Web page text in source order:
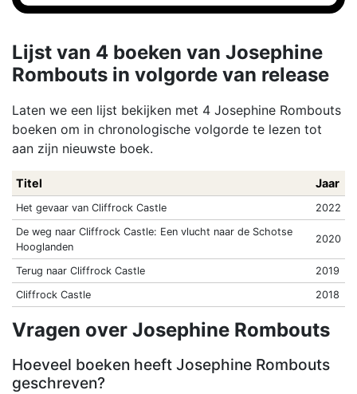
Lijst van 4 boeken van Josephine
Rombouts in volgorde van release
Laten we een lijst bekijken met 4 Josephine Rombouts
boeken om in chronologische volgorde te lezen tot
aan zijn nieuwste boek.
Titel Jaar
Het gevaar van Cliffrock Castle
2022
De weg naar Cliffrock Castle: Een vlucht naar de Schotse
Hooglanden
2020
Terug naar Cliffrock Castle
2019
Cliffrock Castle
2018
Vragen over Josephine Rombouts
Hoeveel boeken heeft Josephine Rombouts
geschreven?